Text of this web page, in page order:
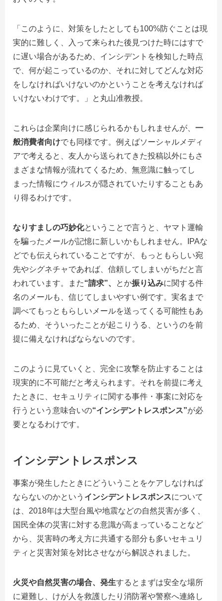
「このように、対策をしたとしても100%防ぐことは現
実的に難しく、入って来られた後見つけた時にはすで
に遅い場合があるため、インシデントを検知した時点
で、何が起こっているのか、それに対してどんな対応
をしなければいけないのかということを考えなければ
いけないわけです。」と丸山准教授。
これらは企業向けに感じられるかもしれませんが、 一
般消費者向けでも同様です。例えばソーシャルメディ
アで考えると、友人から送られてきた投稿以外にもさ
まざまな情報が流れてくるため、無意識に触ってし
まった情報にウィルスが隠されていたりすることもあ
り得るわけです。
なりすましの巧妙化ということで言うと、ヤマト運輸
を騙ったメールが記憶に新しいかもしれません。
IPAな
どでも伝えられていることですが、もっともらしい宛
先やシグネチャであれば、信頼してしまいがちだと言
われています。また“請求”、 とか振り込みに関する件
名のメールも、信じてしまいやすい例です。実名まで
調べてもっともらしいメールを送ってくる可能性もあ
るため、そういったことが起こりうる、というのを前
提に備えなければならないのです。
このように見ていくと、完全に攻撃を防止することは
現実的に不可能だと考えられます。それを前提に考え
たときに、セキュリティに関する事件・事案に対応を
行うという意味合いの“インシデントレスポンス”が必
要となるわけです。
インシデントレスポンス
事案が発生したときにどういうことをケアしなければ
ならないのかという インシデントレスポンスについて
は、 2018年は大型台風や地震などの自然災害が多く、
国民全体の災害に対する意識が高まっていることなど
から、災害時の考え方に共通する部分も多いセキュリ
ティと災害対策を対比させながら解説されました。
火災や自然災害の場合、発生するとまずは安全な場所
に避難し、けが人を救護したり消防署や警察へ連絡し